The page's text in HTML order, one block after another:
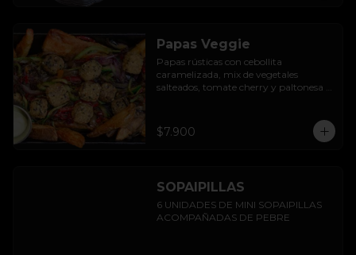
Papas Veggie
Papas rústicas con cebollita
caramelizada, mix de vegetales
salteados, tomate cherry y paltonesa
$7.900
SOPAIPILLAS
6 UNIDADES DE MINI SOPAIPILLAS
ACOMPAÑADAS DE PEBRE